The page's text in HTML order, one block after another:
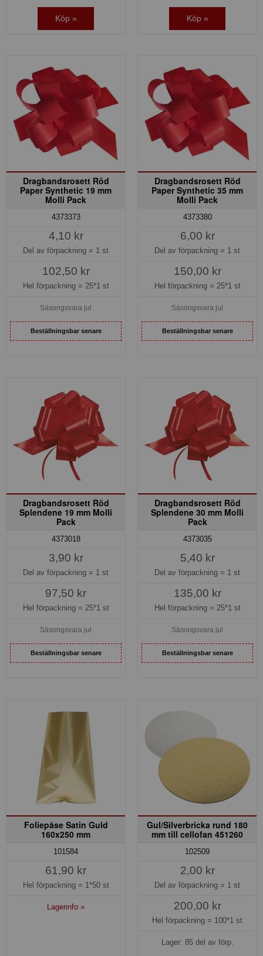
Köp » Köp »
Dragbandsrosett Röd
Paper Synthetic 19 mm
Molli Pack
4373373
4,10 kr
Del av förpackning = 1 st
102,50 kr
Hel förpackning = 25*1 st
Säsongsvara jul
Beställningsbar senare
Dragbandsrosett Röd
Paper Synthetic 35 mm
Molli Pack
4373380
6,00 kr
Del av förpackning = 1 st
150,00 kr
Hel förpackning = 25*1 st
Säsongsvara jul
Beställningsbar senare
Dragbandsrosett Röd
Splendene 19 mm Molli
Pack
4373018
3,90 kr
Del av förpackning = 1 st
97,50 kr
Hel förpackning = 25*1 st
Säsongsvara jul
Beställningsbar senare
Dragbandsrosett Röd
Splendene 30 mm Molli
Pack
4373035
5,40 kr
Del av förpackning = 1 st
135,00 kr
Hel förpackning = 25*1 st
Säsongsvara jul
Beställningsbar senare
Foliepåse Satin Guld
160x250 mm
101584
61,90 kr
Hel förpackning = 1*50 st
Lagerinfo »
Gul/Silverbricka rund 180
mm till cellofan 451260
102509
2,00 kr
Del av förpackning = 1 st
200,00 kr
Hel förpackning = 100*1 st
Lager: 85 del av förp.